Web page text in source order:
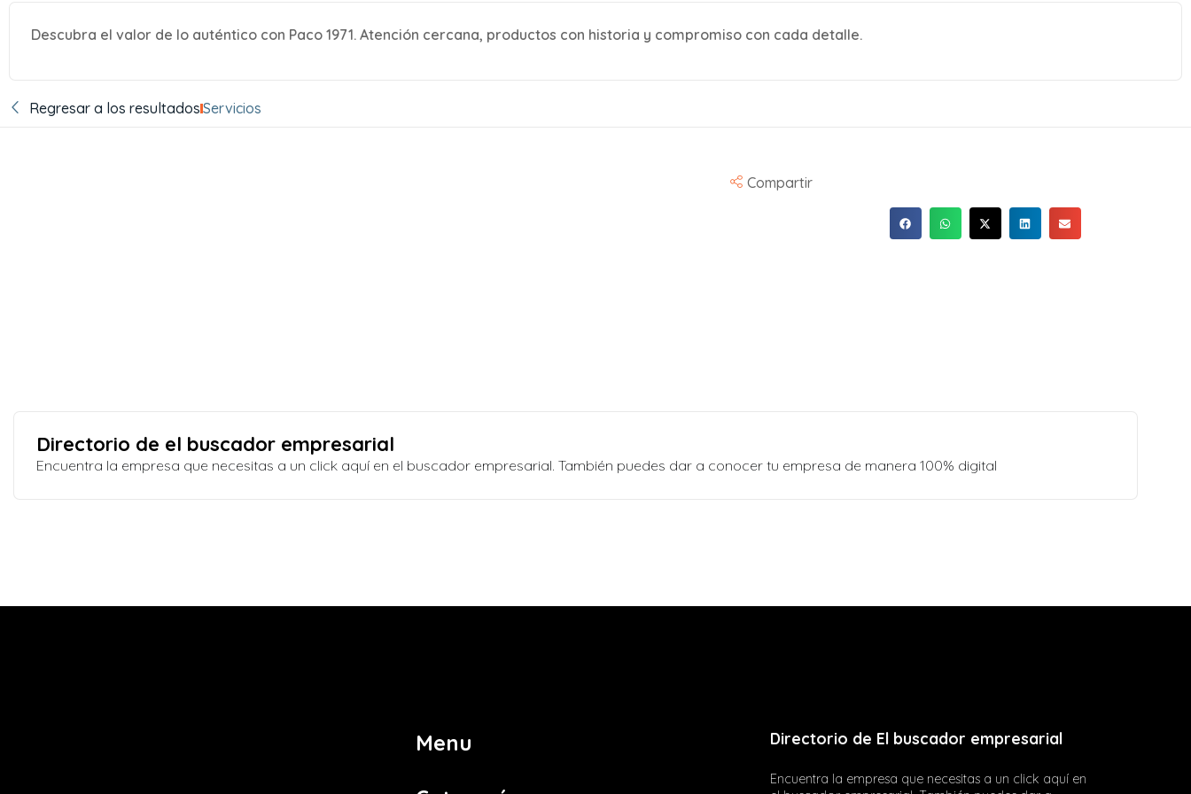
Descubra el valor de lo auténtico con Paco 1971. Atención cercana, productos con historia y compromiso con cada detalle.
Regresar a los resultadosServicios
Compartir
Directorio de el buscador empresarial
Encuentra la empresa que necesitas a un click aquí en el buscador empresarial. También puedes dar a conocer tu empresa de manera 100% digital
Menu Directorio de El buscador empresarial
Encuentra la empresa que necesitas a un click aquí en